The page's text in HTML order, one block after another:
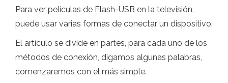
Para ver películas de Flash-USB en la televisión,
puede usar varias formas de conectar un dispositivo.
El artículo se divide en partes, para cada uno de los
métodos de conexión, digamos algunas palabras,
comenzaremos con el más simple.